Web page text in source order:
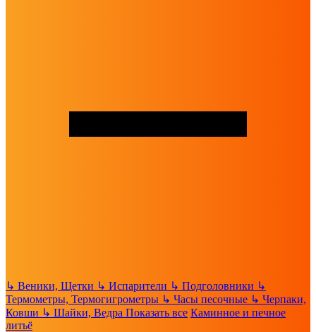
↳ Веники, Щетки ↳ Испарители ↳ Подголовники ↳
Термометры, Термогигрометры ↳ Часы песочные ↳ Черпаки,
Ковши ↳ Шайки, Ведра Показать все Каминное и печное
литьё